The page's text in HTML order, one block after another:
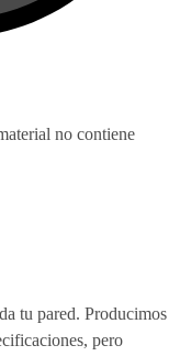
no contiene
tu pared. Producimos
pero